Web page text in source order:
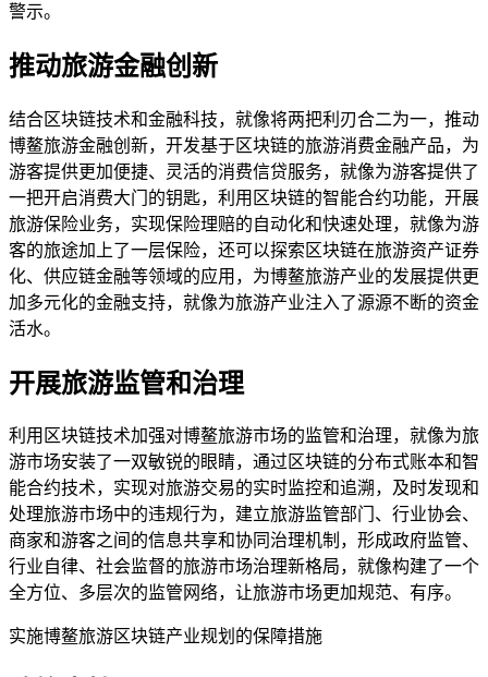
警示。
推动旅游金融创新
结合区块链技术和金融科技，就像将两把利刃合二为一，推动
博鳌旅游金融创新，开发基于区块链的旅游消费金融产品，为
游客提供更加便捷、灵活的消费信贷服务，就像为游客提供了
一把开启消费大门的钥匙，利用区块链的智能合约功能，开展
旅游保险业务，实现保险理赔的自动化和快速处理，就像为游
客的旅途加上了一层保险，还可以探索区块链在旅游资产证券
化、供应链金融等领域的应用，为博鳌旅游产业的发展提供更
加多元化的金融支持，就像为旅游产业注入了源源不断的资金
活水。
开展旅游监管和治理
利用区块链技术加强对博鳌旅游市场的监管和治理，就像为旅
游市场安装了一双敏锐的眼睛，通过区块链的分布式账本和智
能合约技术，实现对旅游交易的实时监控和追溯，及时发现和
处理旅游市场中的违规行为，建立旅游监管部门、行业协会、
商家和游客之间的信息共享和协同治理机制，形成政府监管、
行业自律、社会监督的旅游市场治理新格局，就像构建了一个
全方位、多层次的监管网络，让旅游市场更加规范、有序。
实施博鳌旅游区块链产业规划的保障措施